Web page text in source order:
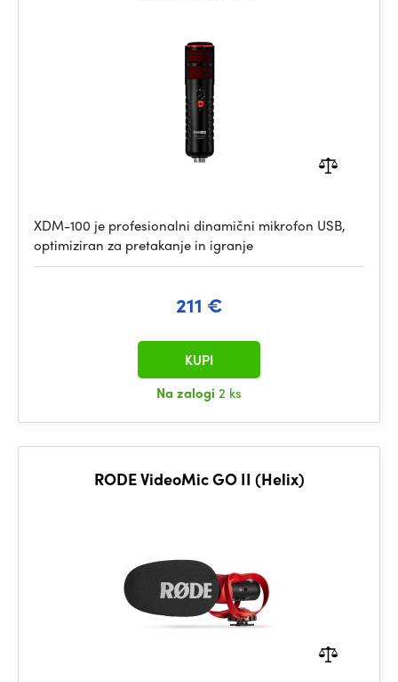
XDM-100 je profesionalni dinamični mikrofon USB,
optimiziran za pretakanje in igranje
211 €
Na zalogi 2 ks
KUPI
RODE VideoMic GO II (Helix)